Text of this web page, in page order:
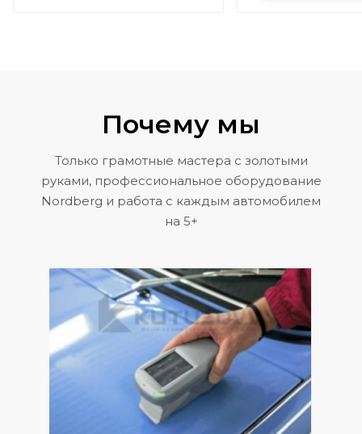
Почему мы
Только грамотные мастера с золотыми
руками, профессиональное оборудование
Nordberg и работа с каждым автомобилем
на 5+